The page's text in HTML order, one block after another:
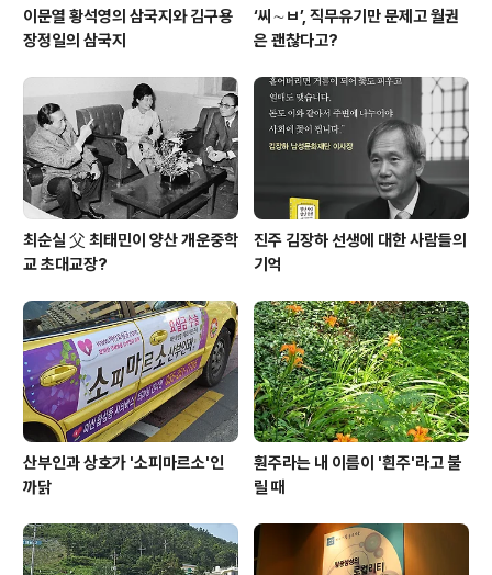
이문열 황석영의 삼국지와 김구용
장정일의 삼국지
‘씨∼ㅂ’, 직무유기만 문제고 월권
은 괜찮다고?
최순실 父 최태민이 양산 개운중학
교 초대교장?
진주 김장하 선생에 대한 사람들의
기억
산부인과 상호가 '소피마르소'인
까닭
훤주라는 내 이름이 '흰주'라고 불
릴 때